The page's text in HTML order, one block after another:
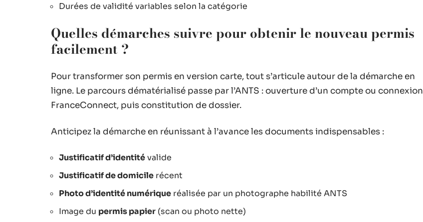
Durées de validité variables selon la catégorie
Quelles démarches suivre pour obtenir le nouveau permis
facilement ?
Pour transformer son permis en version carte, tout s’articule autour de la démarche en
ligne. Le parcours dématérialisé passe par l’ANTS : ouverture d’un compte ou connexion
FranceConnect, puis constitution de dossier.
Anticipez la démarche en réunissant à l’avance les documents indispensables :
Justificatif d’identitévalide
Justificatif de domicile récent
Photo d’identité numérique réalisée par un photographe habilité ANTS
Image du permis papier (scan ou photo nette)